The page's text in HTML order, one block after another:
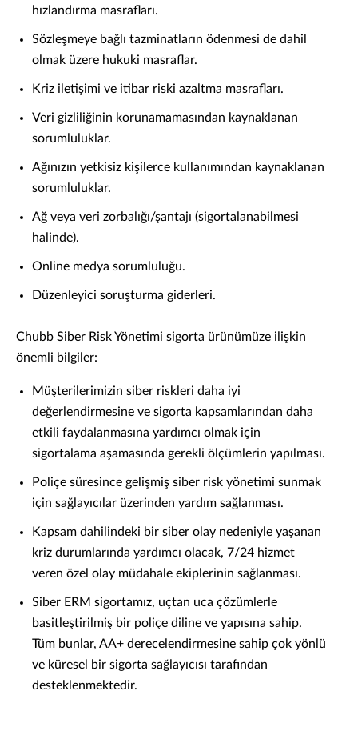
hızlandırma masrafları.
Sözleşmeye bağlı tazminatların ödenmesi de dahil
olmak üzere hukuki masraflar.
Kriz iletişimi ve itibar riski azaltma masrafları.
Veri gizliliğinin korunamamasından kaynaklanan
sorumluluklar.
Ağınızın yetkisiz kişilerce kullanımından kaynaklanan
sorumluluklar.
Ağ veya veri zorbalığı/şantajı (sigortalanabilmesi
halinde).
Online medya sorumluluğu.
Düzenleyici soruşturma giderleri.
Chubb Siber Risk Yönetimi sigorta ürünümüze ilişkin
önemli bilgiler:
Müşterilerimizin siber riskleri daha iyi
değerlendirmesine ve sigorta kapsamlarından daha
etkili faydalanmasına yardımcı olmak için
sigortalama aşamasında gerekli ölçümlerin yapılması.
Poliçe süresince gelişmiş siber risk yönetimi sunmak
için sağlayıcılar üzerinden yardım sağlanması.
Kapsam dahilindeki bir siber olay nedeniyle yaşanan
kriz durumlarında yardımcı olacak, 7/24 hizmet
veren özel olay müdahale ekiplerinin sağlanması.
Siber ERM sigortamız, uçtan uca çözümlerle
basitleştirilmiş bir poliçe diline ve yapısına sahip.
Tüm bunlar, AA+ derecelendirmesine sahip çok yönlü
ve küresel bir sigorta sağlayıcısı tarafından
desteklenmektedir.